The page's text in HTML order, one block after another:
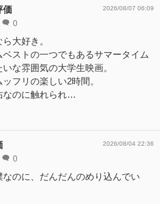
価
0
2026/08/07 06:09
大好き。
ストの一つでもあるサマータイム
な雰囲気の大学生映画。
フリの楽しい2時間。
なのに触れられ…
0
2026/08/04 22:36
のに、だんだんのめり込んでい